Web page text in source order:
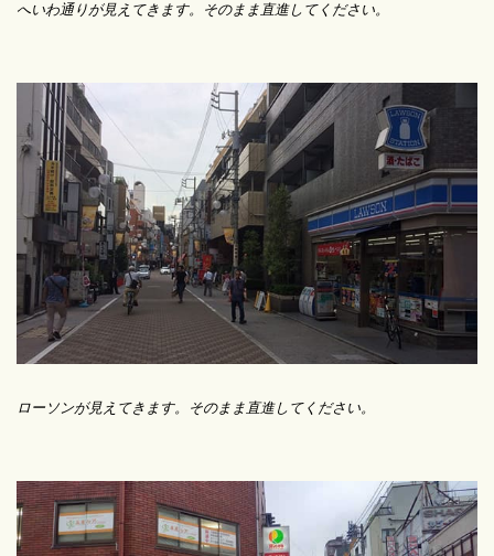
へいわ通りが見えてきます。そのまま直進してください。
ローソンが見えてきます。そのまま直進してください。